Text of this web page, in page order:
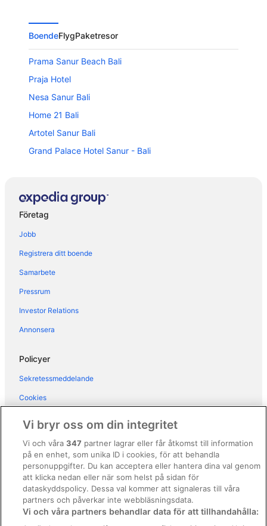
BoendeFlygPaketresor
Prama Sanur Beach Bali
Praja Hotel
Nesa Sanur Bali
Home 21 Bali
Artotel Sanur Bali
Grand Palace Hotel Sanur - Bali
Griya Santrian a Beach Resort & Spa
Maya Sanur Resort & Spa
Villa Tangtu Beach Inn
Inna Bali Beach Resort
Parigata Villas Resort
Balini 9 Hostel
Sanur Resort Watujimbar
Prime Plaza Hotel Sanur - Bali
Sativa Sanur Cottages
Hyatt Regency Bali
Parigata Resort & Spa
Företag
Jobb
Registrera ditt boende
Samarbete
Pressrum
Investor Relations
Annonsera
Policyer
Sekretessmeddelande
Cookies
Regler och villkor för Vrbo
Tillgänglighetsanpassning
Juridisk information/Kontakta oss
Riktlinjer för innehåll och anmäla innehåll
Vi bryr oss om din integritet
Vi och våra347 partner lagrar eller får åtkomst till information
på en enhet, som unika ID i cookies, för att behandla
personuppgifter. Du kan acceptera eller hantera dina val genom
att klicka nedan eller när som helst på sidan för
dataskyddspolicy. Dessa val kommer att signaleras till våra
partners och påverkar inte webbläsningsdata.
Vi och våra partners behandlar data för att tillhandahålla: